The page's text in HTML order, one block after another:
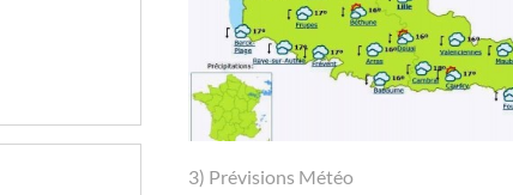
3) Prévisions Météo